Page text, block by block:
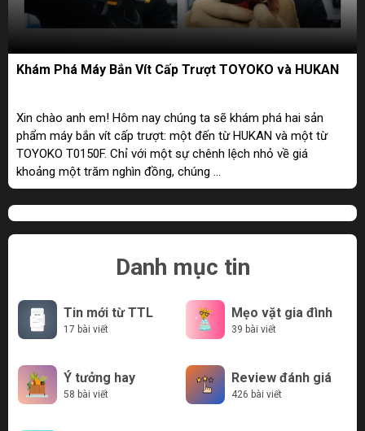
Khám Phá Máy Bắn Vít Cấp Trượt TOYOKO và HUKAN
Xin chào anh em! Hôm nay chúng ta sẽ khám phá hai sản
phẩm máy bắn vít cấp trượt: một đến từ HUKAN và một từ
TOYOKO T0150F. Chỉ với một sự chênh lệch nhỏ về giá
khoảng một trăm nghìn đồng, chúng ...
Danh mục tin
Tin mới từ TTL
17 bài viết
Mẹo vặt gia đình
39 bài viết
Ý tưởng hay
58 bài viết
Review đánh giá
426 bài viết